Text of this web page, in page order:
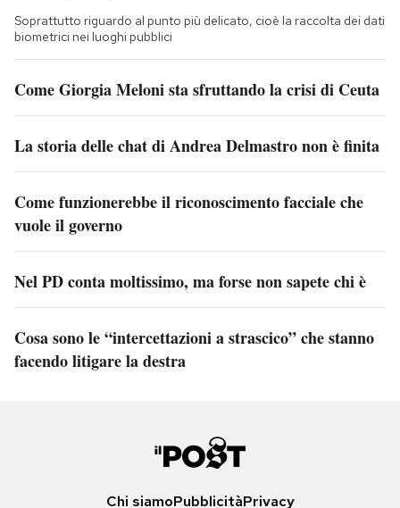
Soprattutto riguardo al punto più delicato, cioè la raccolta dei dati
biometrici nei luoghi pubblici
Come Giorgia Meloni sta sfruttando la crisi di Ceuta
La storia delle chat di Andrea Delmastro non è finita
Come funzionerebbe il riconoscimento facciale che
vuole il governo
Nel PD conta moltissimo, ma forse non sapete chi è
Cosa sono le “intercettazioni a strascico” che stanno
facendo litigare la destra
Chi siamoPubblicitàPrivacy